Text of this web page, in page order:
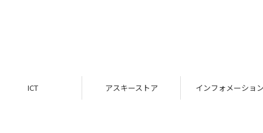
アスキーストア インフォメーション